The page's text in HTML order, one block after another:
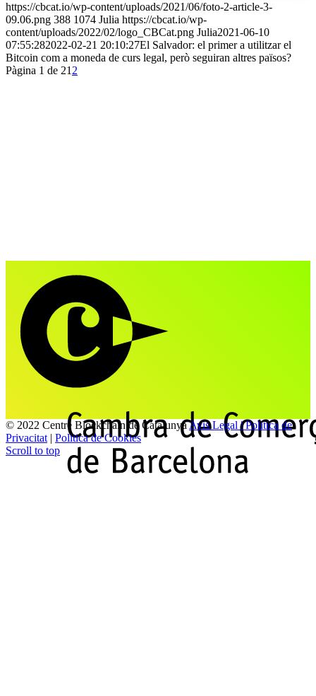
https://cbcat.io/wp-content/uploads/2021/06/foto-2-article-3-
09.06.png 388 1074 Julia https://cbcat.io/wp-
content/uploads/2022/02/logo_CBCat.png Julia2021-06-10
07:55:282022-02-21 20:10:27El Salvador: el primer a utilitzar el
Bitcoin com a moneda de curs legal, però seguiran altres països?
Pàgina 1 de 21 2
© 2022 Centre Blockchain de CatalunyaAvis Legal | Politica de
Privacitat | Politica de Cookies
Scroll to top